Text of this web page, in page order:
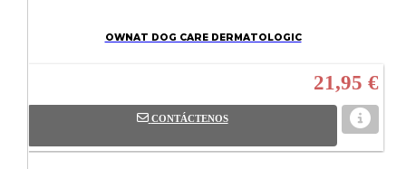
OWNAT DOG CARE DERMATOLOGIC
21,95 €
CONTÁCTENOS